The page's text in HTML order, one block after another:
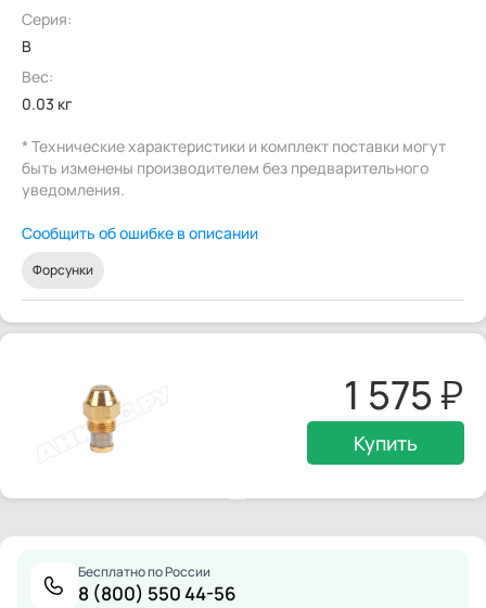
Серия:
B
Вес:
0.03 кг
* Технические характеристики и комплект поставки могут
быть изменены производителем без предварительного
уведомления.
Сообщить об ошибке в описании
Форсунки
1 575
Купить
Бесплатно по России
8 (800) 550 44-56